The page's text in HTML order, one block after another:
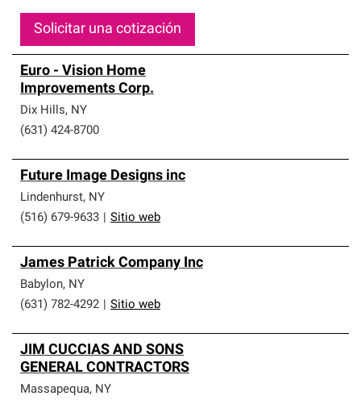
Solicitar una cotización
Euro - Vision Home
Improvements Corp.
Dix Hills, NY
(631) 424-8700
Future Image Designs inc
Lindenhurst, NY
(516) 679-9633
Sitio web
James Patrick Company Inc
Babylon, NY
(631) 782-4292
Sitio web
JIM CUCCIAS AND SONS
GENERAL CONTRACTORS
Massapequa, NY